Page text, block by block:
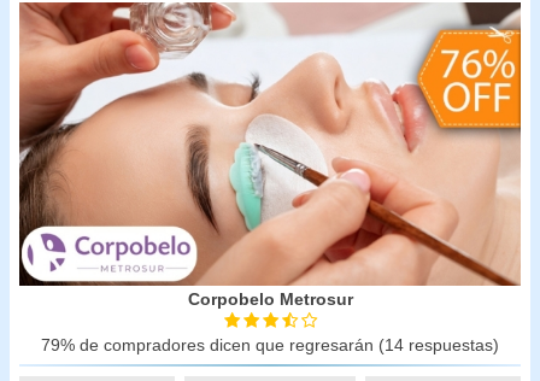
Corpobelo Metrosur
79% de compradores dicen que regresarán (14 respuestas)